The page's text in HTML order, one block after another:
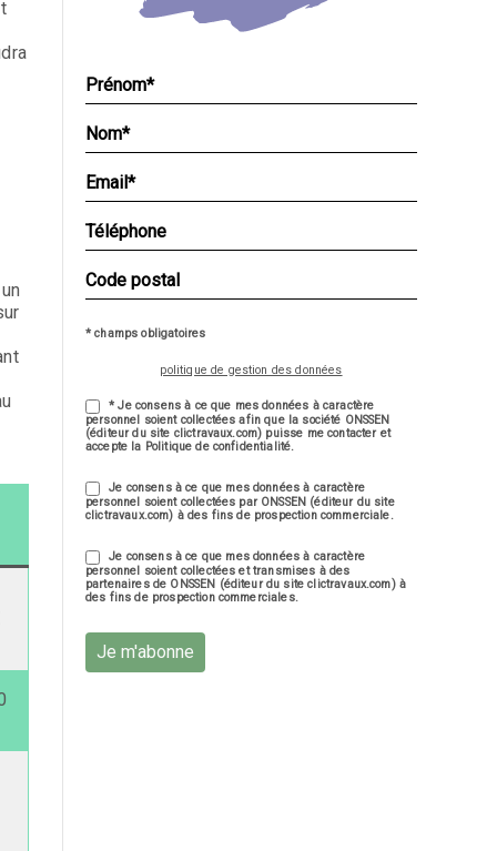
* champs obligatoires
politique de gestion des données
* Je consens à ce que mes données à caractère
personnel soient collectées afin que la société ONSSEN
(éditeur du site clictravaux.com) puisse me contacter et
accepte la Politique de confidentialité.
Je consens à ce que mes données à caractère
personnel soient collectées par ONSSEN (éditeur du site
clictravaux.com) à des fins de prospection commerciale.
Je consens à ce que mes données à caractère
personnel soient collectées et transmises à des
partenaires de ONSSEN (éditeur du site clictravaux.com) à
des fins de prospection commerciales.
Je m'abonne